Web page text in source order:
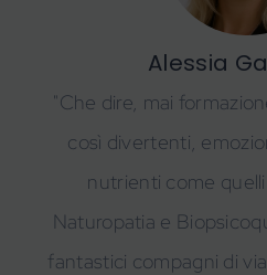
Alessia
"Che dire, mai
così divertenti,
nutrienti come quelli
Naturopatia e
fantastici compagni di